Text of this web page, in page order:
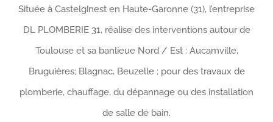
Située à Castelginest en Haute-Garonne (31), l’entreprise
DL PLOMBERIE 31, réalise des interventions autour de
Toulouse et sa banlieue Nord / Est : Aucamville,
Bruguières; Blagnac, Beuzelle ; pour des travaux de
plomberie, chauffage, du dépannage ou des installation
de salle de bain.